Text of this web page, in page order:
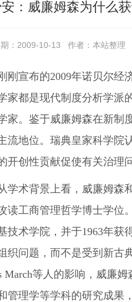
：威廉姆森为什么
：2009-10-13 作者：本站整理
刚宣布的2009年诺贝尔经
家都是现代制度分析学派
家。鉴于威廉姆森在新制
流地位。瑞典皇家科学院
开创性贡献促使有关治理
学术背景上看，威廉姆森
读工商管理哲学博士学位
技术学院，并于1963年获
织问题，而不是受到新古
March等人的影响，威廉
管理学等学科的研究成果